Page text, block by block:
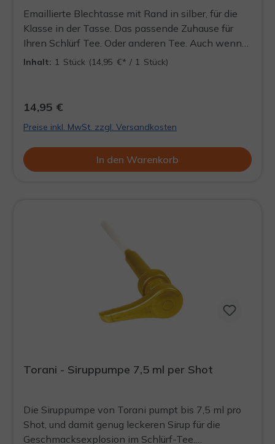
Emaillierte Blechtasse mit Rand in silber, für die
Klasse in der Tasse. Das passende Zuhause für
Ihren Schlürf Tee. Oder anderen Tee. Auch wenn
Herr Andresens meint, dass seine Mangos
- Gewicht: ca. 135g
Inhalt: 1 Stück (14,95 €* / 1 Stück)
14,95 €
Preise inkl. MwSt. zzgl. Versandkosten
In den Warenkorb
Torani - Siruppumpe 7,5 ml per Shot
Die Siruppumpe von Torani pumpt bis 7,5 ml pro
Shot, und damit genug leckeren Sirup für die
Geschmacksexplosion im Schlürf-Tee.